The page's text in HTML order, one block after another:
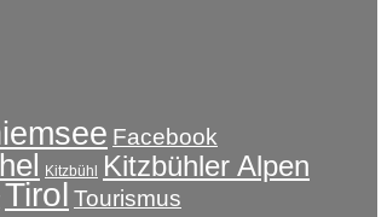
Facebook
Kitzbühl Kitzbühler Alpen
Tirol Tourismus